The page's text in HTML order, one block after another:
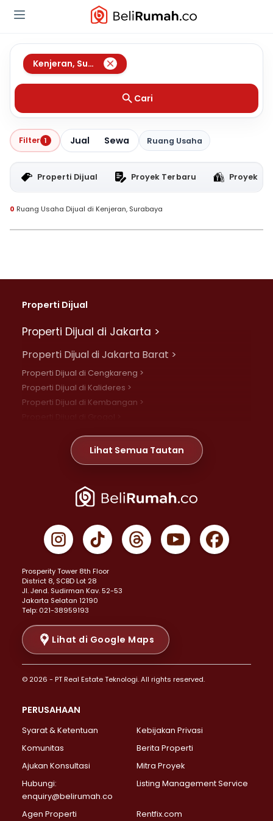
Kenjeran, Surabaya
Cari
Filter 1 Jual Sewa Ruang Usaha
Properti Dijual Proyek Terbaru Proyek
0 Ruang Usaha Dijual di Kenjeran, Surabaya
Properti Dijual
Properti Dijual di Jakarta >
Properti Dijual di Jakarta Barat >
Properti Dijual di Cengkareng >
Properti Dijual di Kalideres >
Properti Dijual di Kembangan >
Properti Dijual di Meruya >
Properti Dijual di Jelambar >
Properti Dijual di Jakarta Pusat >
Properti Dijual di Gambir >
Properti Dijual di Johar Baru >
Properti Dijual di Menteng >
Properti Dijual di Senen >
Properti Dijual di Tanah Abang >
Properti Dijual di Cikini >
Properti Dijual di Kramat >
Properti Dijual di Pasar Baru >
Properti Dijual di Bendungan Hilir >
Properti Dijual di Jakarta Selatan >
Properti Dijual di Lebak Bulus >
Properti Dijual di Gandaria Selatan >
Properti Dijual di Pondok Labu >
Properti Dijual di Lenteng Agung >
Properti Dijual di Senayan >
Properti Dijual di Pondok Pinang >
Lihat Semua Tautan
Prosperity Tower 8th Floor
District 8, SCBD Lot 28
JI. Jend. Sudirman Kav. 52-53
Jakarta Selatan 12190
Telp: 021-38959193
Lihat di Google Maps
© 2026 - PT Real Estate Teknologi. All rights reserved.
PERUSAHAAN
Syarat & Ketentuan
Kebijakan Privasi
Komunitas
Berita Properti
Ajukan Konsultasi
Mitra Proyek
Hubungi:
enquiry@belirumah.co
Listing Management Service
Agen Properti Rentfix.com